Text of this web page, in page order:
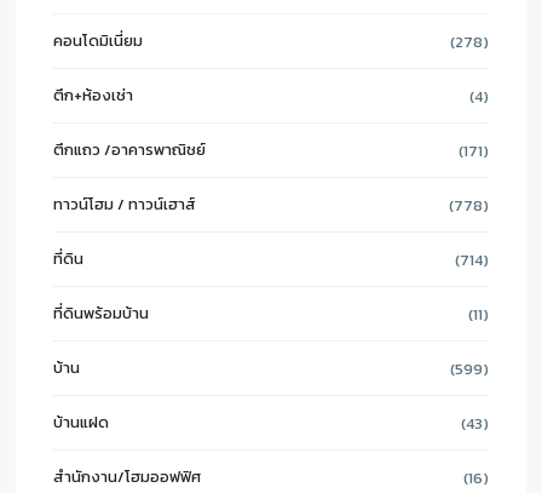
คอนโดมิเนี่ยม (278)
ตึก+ห้องเช่า (4)
ตึกแถว /อาคารพาณิชย์ (171)
ทาวน์โฮม / ทาวน์เฮาส์ (778)
ที่ดิน (714)
ที่ดินพร้อมบ้าน (11)
บ้าน (599)
บ้านแฝด (43)
สำนักงาน/โฮมออฟฟิศ (16)